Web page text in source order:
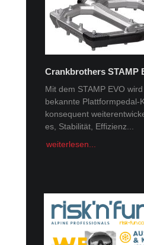
Crankbrothers STAMP
Mit dem STAMP EVO
bekannte Plattformpedal-
konsequent
es, Stabilität, Effizienz...
weiterlesen...
Tobi Tritscher x Van
Im Schnee Zuhause
Trischer Alter:
Schladming,